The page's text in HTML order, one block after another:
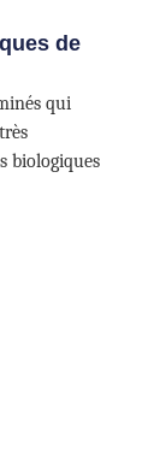
de
qui
biologiques